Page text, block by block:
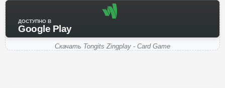
ДОСТУПНО В
Google Play
Скачать Tongits Zingplay - Card Game